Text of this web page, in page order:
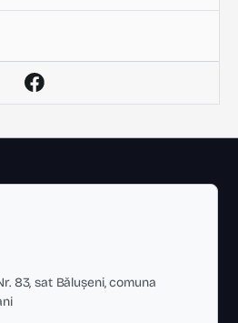
83, sat Bălușeni, comuna